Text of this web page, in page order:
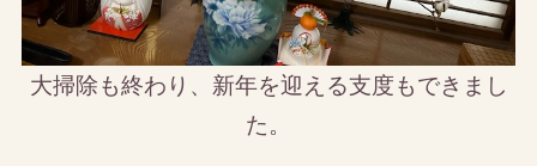
大掃除も終わり、新年を迎える支度もできまし
た。